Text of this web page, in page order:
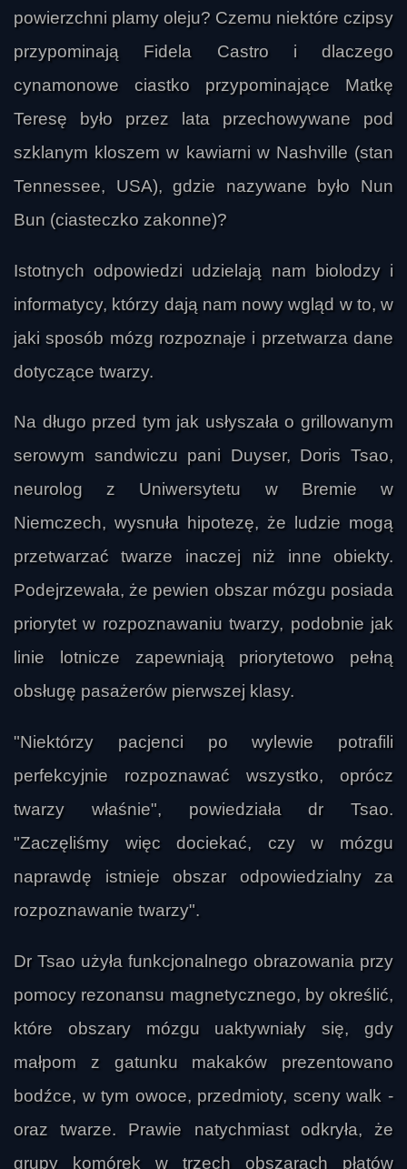
powierzchni plamy oleju? Czemu niektóre czipsy
przypominają Fidela Castro i dlaczego
cynamonowe ciastko przypominające Matkę
Teresę było przez lata przechowywane pod
szklanym kloszem w kawiarni w Nashville (stan
Tennessee, USA), gdzie nazywane było Nun
Bun (ciasteczko zakonne)?
Istotnych odpowiedzi udzielają nam biolodzy i
informatycy, którzy dają nam nowy wgląd w to, w
jaki sposób mózg rozpoznaje i przetwarza dane
dotyczące twarzy.
Na długo przed tym jak usłyszała o grillowanym
serowym sandwiczu pani Duyser, Doris Tsao,
neurolog z Uniwersytetu w Bremie w
Niemczech, wysnuła hipotezę, że ludzie mogą
przetwarzać twarze inaczej niż inne obiekty.
Podejrzewała, że pewien obszar mózgu posiada
priorytet w rozpoznawaniu twarzy, podobnie jak
linie lotnicze zapewniają priorytetowo pełną
obsługę pasażerów pierwszej klasy.
"Niektórzy pacjenci po wylewie potrafili
perfekcyjnie rozpoznawać wszystko, oprócz
twarzy właśnie", powiedziała dr Tsao.
"Zaczęliśmy więc dociekać, czy w mózgu
naprawdę istnieje obszar odpowiedzialny za
rozpoznawanie twarzy".
Dr Tsao użyła funkcjonalnego obrazowania przy
pomocy rezonansu magnetycznego, by określić,
które obszary mózgu uaktywniały się, gdy
małpom z gatunku makaków prezentowano
bodźce, w tym owoce, przedmioty, sceny walk -
oraz twarze. Prawie natychmiast odkryła, że
grupy komórek w trzech obszarach płatów